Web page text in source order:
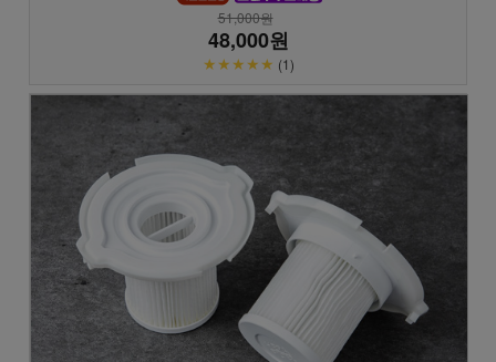
51,000원
48,000원
★★★★★ (1)